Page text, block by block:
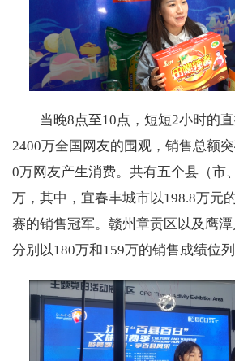
当晚8点至10点，短短2小时的
2400万全国网友的围观，销售总额
0万网友产生消费。共有五个县（市
万，其中，宜春丰城市以198.8万元
赛的销售冠军。赣州章贡区以及鹰潭
分别以180万和159万的销售成绩位列